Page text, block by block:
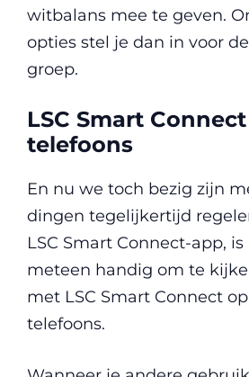
witbalans mee te geven.
opties stel je dan in voor
groep.
LSC Smart
telefoons
En nu we toch bezig zijn
dingen tegelijkertijd
LSC Smart Connect-app,
meteen handig om te
met LSC Smart Connect
telefoons.